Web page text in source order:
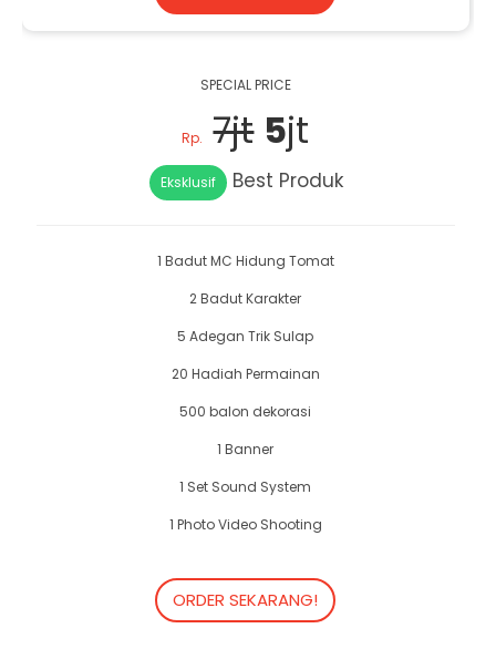
SPECIAL PRICE
Rp. 7jt 5jt
Eksklusif Best Produk
1 Badut MC Hidung Tomat
2 Badut Karakter
5 Adegan Trik Sulap
20 Hadiah Permainan
500 balon dekorasi
1 Banner
1 Set Sound System
1 Photo Video Shooting
ORDER SEKARANG!